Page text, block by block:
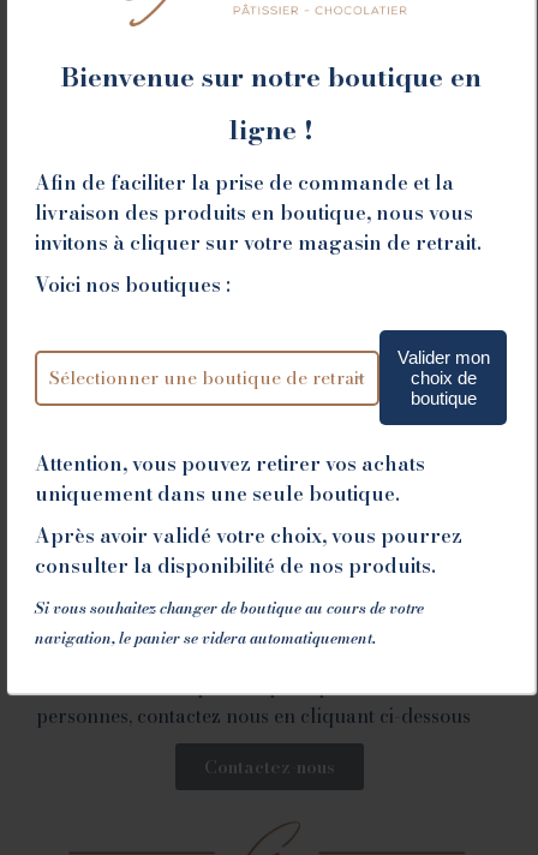
Bienvenue sur notre boutique en
ligne !
Afin de faciliter la prise de commande et la
livraison des produits en boutique, nous vous
invitons à cliquer sur votre magasin de retrait.
Voici nos boutiques :
Valider mon
choix de
boutique
Attention, vous pouvez retirer vos achats
uniquement dans une seule boutique.
Après avoir validé votre choix, vous pourrez
consulter la disponibilité de nos produits.
Si vous souhaitez changer de boutique au cours de votre
navigation, le panier se videra automatiquement.
crée par Daniel Guillet qui perdure avec Luc
Liste des allergènes
DE CONSERVATION
Mettre au réfrigérateur. Sortir 15 minutes avant
la dégustation.
personnes, contactez nous en cliquant ci-dessous
Contactez-nous